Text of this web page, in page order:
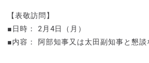
【表敬訪問】
■日時： 2月4日（月）
■内容： 阿部知事又は太田副知事と懇談